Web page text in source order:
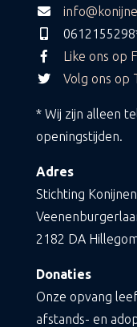
Like ons op
Volg ons op
* Wij zijn alleen
openingstijden.
Adres
Stichting
2182 DA
Donaties
Onze opvang
afstands- en